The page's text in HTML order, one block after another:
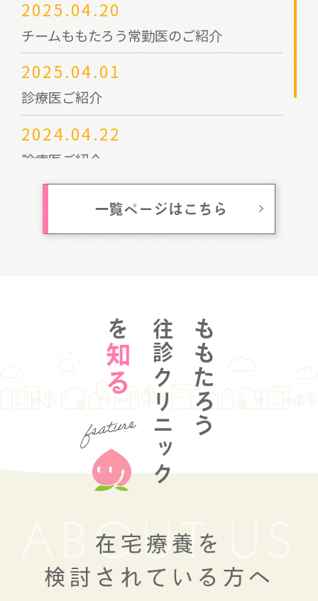
2025.04.20
チームももたろう常勤医のご紹介
2025.04.01
診療医ご紹介
2024.04.22
診療医ご紹介
岡山市民と医師会の集いご案内
一覧ページはこちら
ももたろう
往診クリニック
を
知る
ABOUT US
在宅療養を
検討されている方へ